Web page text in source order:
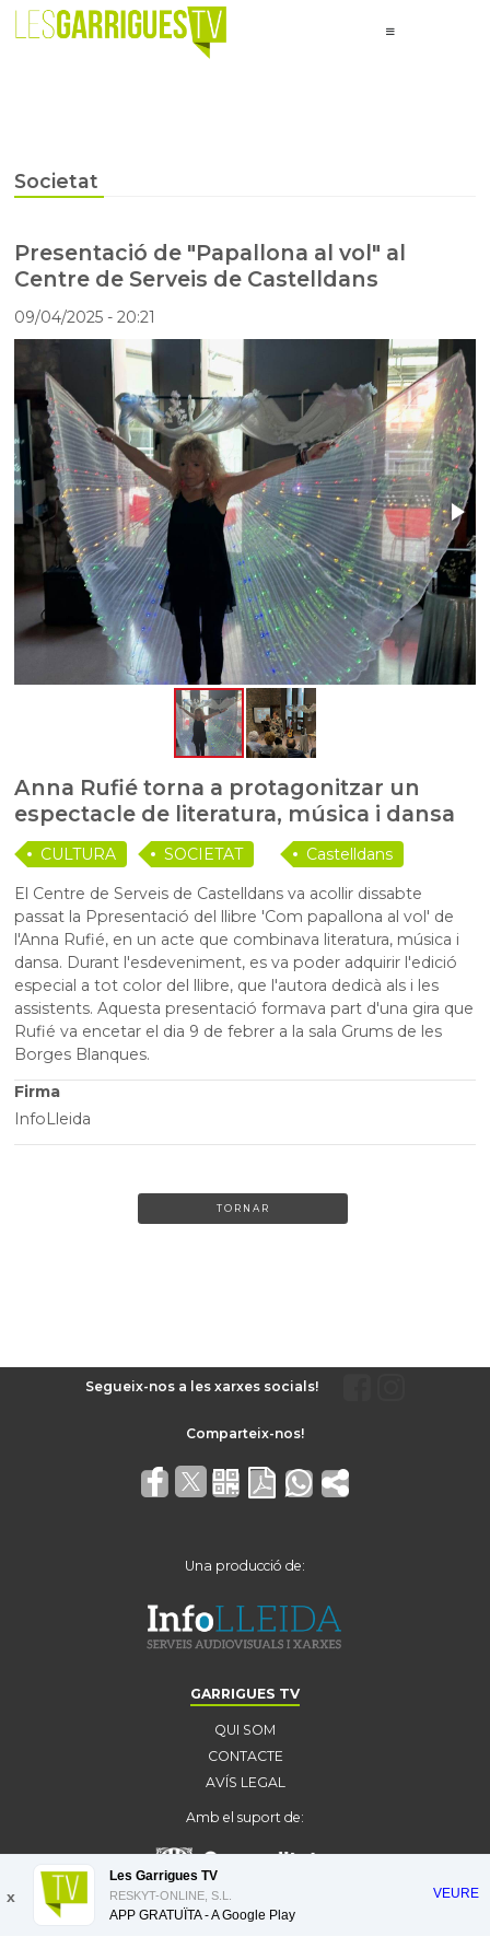
Societat
Presentació de "Papallona al vol" al
Centre de Serveis de Castelldans
09/04/2025- 20:21
Anna Rufié torna a protagonitzar un
espectacle de literatura, música i dansa
CULTURA SOCIETAT
Castelldans
El Centre de Serveis de Castelldans va acollir dissabte
passat la Ppresentació del llibre 'Com papallona al vol' de
l'Anna Rufié, en un acte que combinava literatura, música i
dansa. Durant l'esdeveniment, es va poder adquirir l'edició
especial a tot color del llibre, que l'autora dedicà als i les
assistents. Aquesta presentació formava part d'una gira que
Rufié va encetar el dia 9 de febrer a la sala Grums de les
Borges Blanques.
Firma
InfoLleida
TORNAR
Segueix-nos a les xarxes socials!
Una producció de:
GARRIGUES TV
QUI SOM
CONTACTE
AVÍS LEGAL
Amb el suport de:
x
Les Garrigues TV
RESKYT-ONLINE, S.L.
APP GRATUÏTA - AGoogle Play
VEURE